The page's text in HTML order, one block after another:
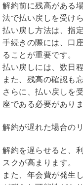
解約前に残高がある
法で払い戻しを受けら
払い戻し方法は、指
手続きの際には、口
ることが重要です。
払い戻しには、数日
また、残高の確認も
さらに、払い戻しを
座である必要がありま
解約が遅れた場合の
解約を遅らせると、
スクが高まります。
また、年会費が発生